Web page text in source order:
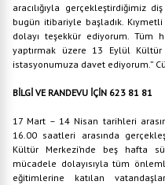
aracılığıyla gerçekleştirdiğimiz
bugün itibariyle başladık.
dolayı teşekkür ediyorum. Tüm
yaptırmak üzere 13 Eylül Kültür
istasyonumuza davet ediyorum.”
BİLGİ VE RANDEVU İÇİN 623 81 81
17 Mart – 14 Nisan tarihleri
16.00 saatleri arasında
Kültür Merkezi’nde beş hafta
mücadele dolayısıyla tüm
eğitimlerine katılan